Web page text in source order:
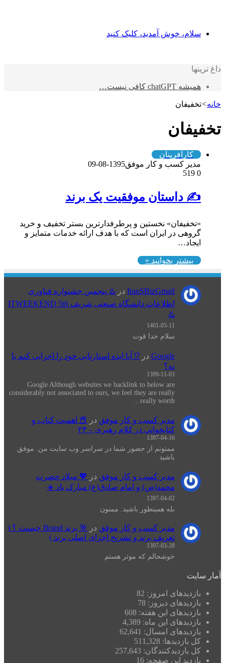
سلام، خوش آمدید، کلیک کنید
داغ ترینها
همیشه chatGPT کافی نیست…
خانه>تخفیفان
تخفیفان
کارآفرینان
مدیر کسب و کار موفق1395-08-09
0
✍️ داستان موفقیت یک برند
«تخفیفان» نخستین و پرطرفدارترین بستر تخفیف و خرید
گروهی در ایران است که با هدف ارائه خدمات متمایز و
ایجاد…
بیشتر بخوانید »
IranSBizGmail در ♨️ پنجمین جشنواره فناوری
اطلاعات دانشگاه صنعتی شریف ITWEEKEND 5th
♨️
1401-05-11
سلام خدا قوت
Google در ⁉️ آیا ایده استارتاپی خود را اجرایی کنم یا
نه؟
1399-11-03
Google Although websites we backlink to below are
considerably not associated to ours, we feel they are really
really worth…
مدیر کسب و کار موفق در
📕 اهميت كتاب و
كتابخواني در كلام رهبری – ۲۴
1397-04-16
ممنونم از حضور شما در سراسر وب سایت من. موفق
باشید
مدیر کسب و کار موفق در
💖 میلاد حضرت
محمد(ص) و امام صادق(ع) مبارک باد ☀️
1397-04-02
بله همینطور باشید. ممنون
مدیر کسب و کار موفق در
🎯 برند Brand چیست ؟ (
تعریف برند و تشریح اجزای اصلی برند )
1397-03-28
خوشحالم که موثر هستم
آمار سایت
بازدیدهای امروز: 82
بازدیدهای دیروز: 78
بازدیدهای این هفته: 608
بازدیدهای این ماه: 4,389
بازدیدهای امسال: 62,641
کل بازدیدها: 511,328
کل بازدیدکنند‌گان: 257,643
بازدید این صفحه: 16